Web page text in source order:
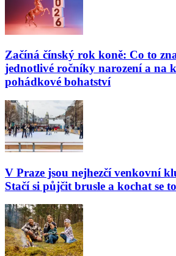
Začíná čínský rok koně: Co to
jednotlivé ročníky narození a na
pohádkové bohatství
V Praze jsou nejhezčí venkovní
Stačí si půjčit brusle a kochat se